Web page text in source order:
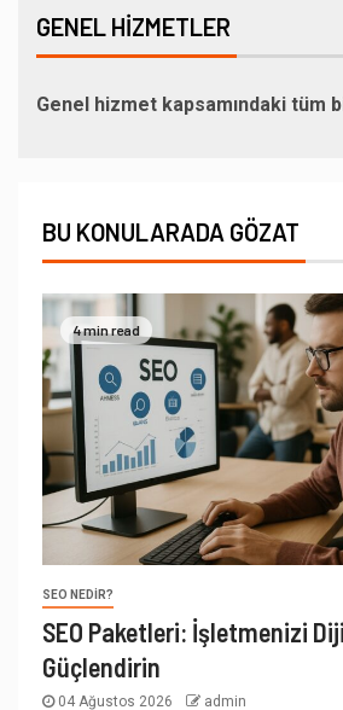
GENEL HIZMETLER
Genel hizmet kapsamındaki tüm
BU KONULARADA GÖZAT
4 min read
SEO NEDIR?
SEO Paketleri: İşletmenizi
Güçlendirin
04 Ağustos 2026 admin